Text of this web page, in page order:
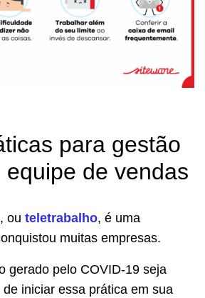
para gestão
equipe de vendas
ou teletrabalho, é uma
muitas empresas.
gerado pelo COVID-19 seja
iniciar essa prática em sua